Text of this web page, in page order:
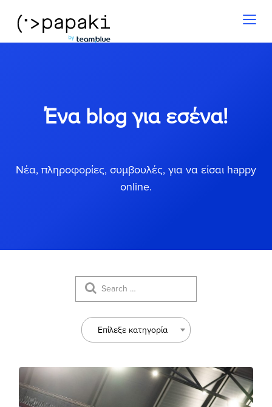
Ένα blog για εσένα!
Νέα, πληροφορίες, συμβουλές, για να είσαι happy
online.
Επίλεξε κατηγορία